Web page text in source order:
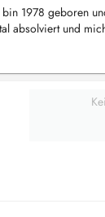
1978 geboren
absolviert und